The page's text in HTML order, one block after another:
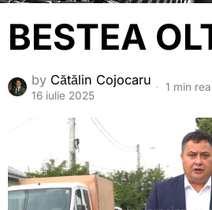
BESTEA
by Cătălin Cojocaru
16 iulie 2025
1 min